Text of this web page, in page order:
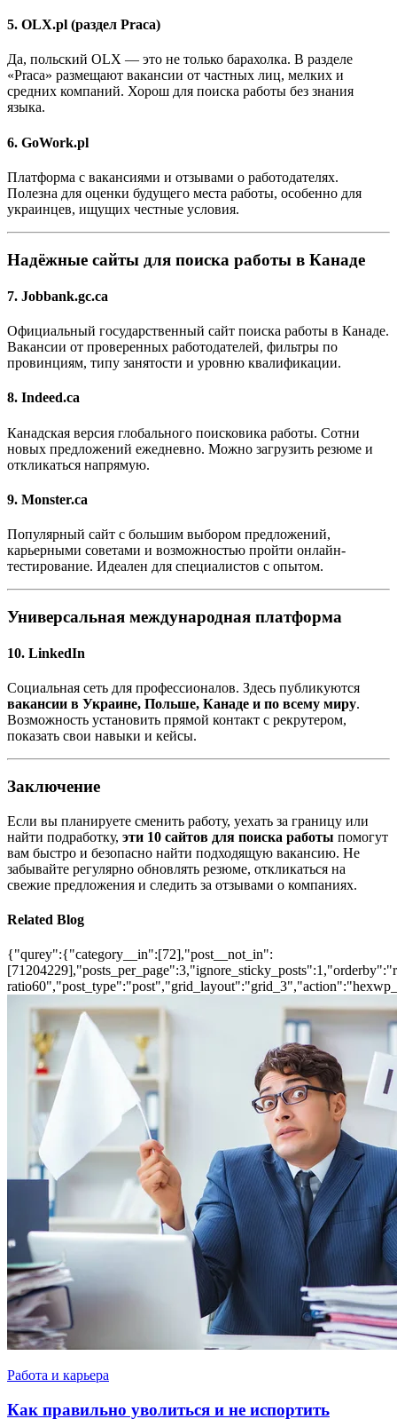
5. OLX.pl (раздел Praca)
Да, польский OLX — это не только барахолка. В разделе
«Praca» размещают вакансии от частных лиц, мелких и
средних компаний. Хорош для поиска работы без знания
языка.
6. GoWork.pl
Платформа с вакансиями и отзывами о работодателях.
Полезна для оценки будущего места работы, особенно для
украинцев, ищущих честные условия.
Надёжные сайты для поиска работы в Канаде
7. Jobbank.gc.ca
Официальный государственный сайт поиска работы в Канаде.
Вакансии от проверенных работодателей, фильтры по
провинциям, типу занятости и уровню квалификации.
8. Indeed.ca
Канадская версия глобального поисковика работы. Сотни
новых предложений ежедневно. Можно загрузить резюме и
откликаться напрямую.
9. Monster.ca
Популярный сайт с большим выбором предложений,
карьерными советами и возможностью пройти онлайн-
тестирование. Идеален для специалистов с опытом.
Универсальная международная платформа
10. LinkedIn
Социальная сеть для профессионалов. Здесь публикуются
вакансии в Украине, Польше, Канаде и по всему миру.
Возможность установить прямой контакт с рекрутером,
показать свои навыки и кейсы.
Заключение
Если вы планируете сменить работу, уехать за границу или
найти подработку, эти 10 сайтов для поиска работы помогут
вам быстро и безопасно найти подходящую вакансию. Не
забывайте регулярно обновлять резюме, откликаться на
свежие предложения и следить за отзывами о компаниях.
Related Blog
{"qurey":{"category__in":[72],"post__not_in":
Работа и карьера
Как правильно уволиться и не испортить